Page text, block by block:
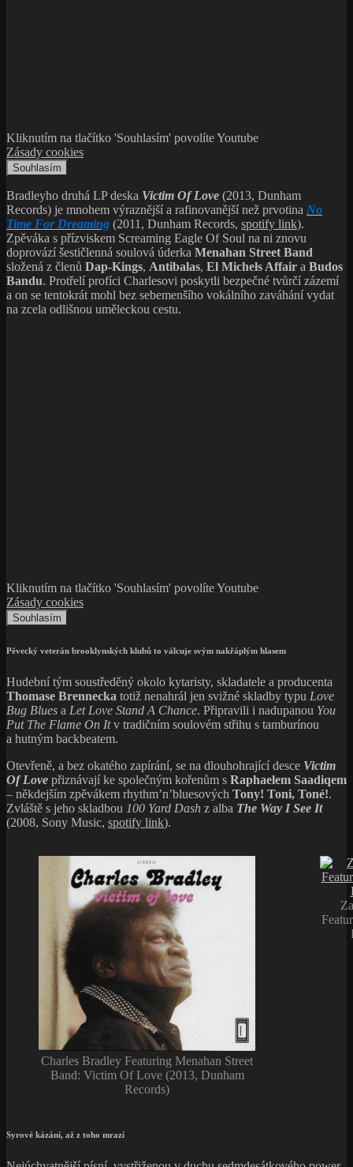
Kliknutím na tlačítko 'Souhlasím' povolíte Youtube
Zásady cookies
Souhlasím
Bradleyho druhá LP deska Victim Of Love (2013, Dunham
Records) je mnohem výraznější a rafinovanější než prvotina No
Time For Dreaming (2011, Dunham Records, spotify link).
Zpěváka s přízviskem Screaming Eagle Of Soul na ni znovu
doprovází šestičlenná soulová úderka Menahan Street Band
složená z členů Dap-Kings, Antibalas, El Michels Affair a Budos
Bandu. Protřelí profíci Charlesovi poskytli bezpečné tvůrčí zázemí
a on se tentokrát mohl bez sebemenšího vokálního zaváhání vydat
na zcela odlišnou uměleckou cestu.
Kliknutím na tlačítko 'Souhlasím' povolíte Youtube
Zásady cookies
Souhlasím
Pěvecký veterán brooklynských klubů to válcuje svým nakřáplým hlasem
Hudební tým soustředěný okolo kytaristy, skladatele a producenta
Thomase Brennecka totiž nenahrál jen svižné skladby typu Love
Bug Blues a Let Love Stand A Chance. Připravili i nadupanou You
Put The Flame On Itv tradičním soulovém střihu s tamburínou
a hutným backbeatem.
Otevřeně, a bez okatého zapírání, se na dlouhohrající desce Victim
Of Love přiznávají ke společným kořenům s Raphaelem Saadiqem
– někdejším zpěvákem rhythm’n’bluesových Tony! Toni, Toné!.
Zvláště s jeho skladbou 100 Yard Dash z alba The Way I See It
(2008, Sony Music, spotify link).
Charles Bradley Featuring Menahan Street
Band: Victim Of Love (2013, Dunham
Records)
Syrové kázání, až z toho mrazí